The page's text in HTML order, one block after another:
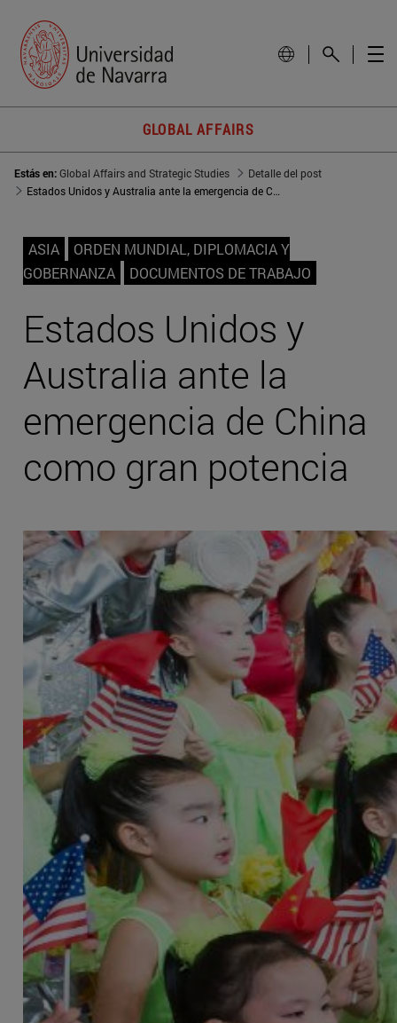
GLOBAL AFFAIRS
Estás en:Global Affairs and Strategic Studies
Detalle del post
Estados Unidos y Australia ante la emergencia de China como gran potencia
ASIA
ORDEN MUNDIAL, DIPLOMACIA Y
GOBERNANZA
DOCUMENTOS DE TRABAJO
Estados Unidos y
Australia ante la
emergencia de China
como gran potencia